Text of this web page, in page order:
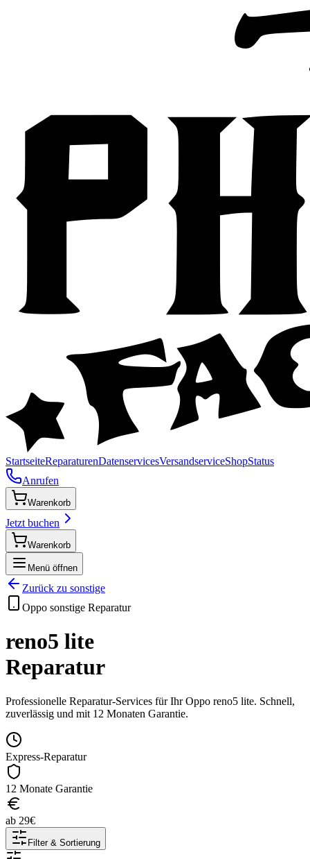
StartseiteReparaturenDatenservicesVersandserviceShopStatus
Anrufen
Warenkorb
Jetzt buchen
Warenkorb
Menü öffnen
Zurück zu sonstige
Oppo sonstige Reparatur
reno5 lite
Reparatur
Professionelle Reparatur-Services für IhrOppo reno5 lite. Schnell,
zuverlässig und mit 12 Monaten Garantie.
Express-Reparatur
12 Monate Garantie
ab 29€
Filter & Sortierung